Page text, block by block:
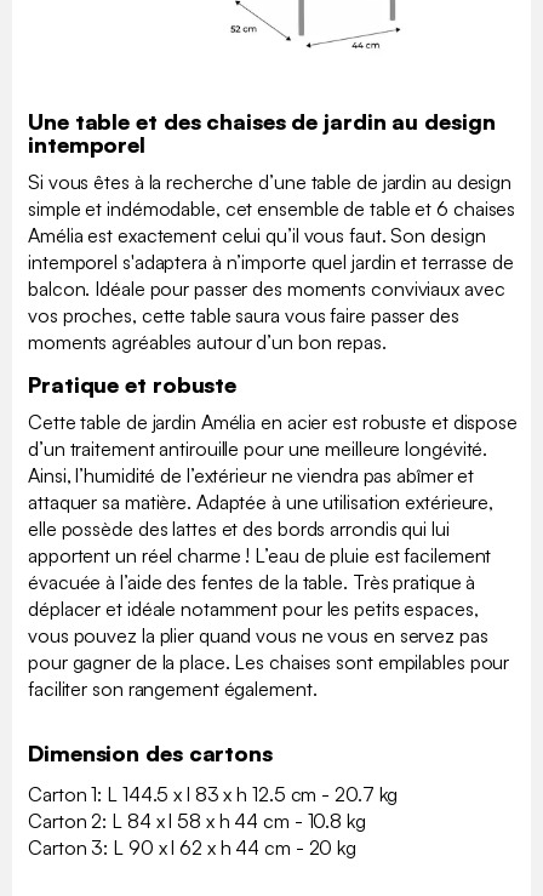
Une table et des chaises de jardin au design
intemporel
Si vous êtes à la recherche d’une table de jardin au design
simple et indémodable, cet ensemble de table et 6 chaises
Amélia est exactement celui qu’il vous faut. Son design
intemporel s'adaptera à n’importe quel jardin et terrasse de
balcon. Idéale pour passer des moments conviviaux avec
vos proches, cette table saura vous faire passer des
moments agréables autour d’un bon repas.
Pratique et robuste
Cette table de jardin Amélia en acier est robuste et dispose
d’un traitement antirouille pour une meilleure longévité.
Ainsi, l’humidité de l’extérieur ne viendra pas abîmer et
attaquer sa matière. Adaptée à une utilisation extérieure,
elle possède des lattes et des bords arrondis qui lui
apportent un réel charme ! L’eau de pluie est facilement
évacuée à l’aide des fentes de la table. Très pratique à
déplacer et idéale notamment pour les petits espaces,
vous pouvez la plier quand vous ne vous en servez pas
pour gagner de la place. Les chaises sont empilables pour
faciliter son rangement également.
Dimension des cartons
Carton 1: L 144.5 x l 83 x h 12.5 cm - 20.7 kg
Carton 2: L 84 x l 58 x h 44 cm - 10.8 kg
Carton 3: L 90 x l 62 x h 44 cm - 20 kg